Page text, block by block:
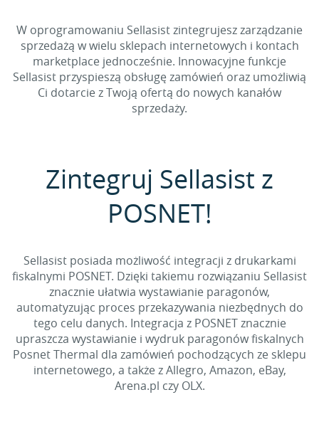
W oprogramowaniu Sellasist zintegrujesz zarządzanie
sprzedażą w wielu sklepach internetowych i kontach
marketplace jednocześnie. Innowacyjne funkcje
Sellasist przyspieszą obsługę zamówień oraz umożliwią
Ci dotarcie z Twoją ofertą do nowych kanałów
sprzedaży.
Zintegruj Sellasist z
POSNET!
Sellasist posiada możliwość integracji z drukarkami
fiskalnymi POSNET. Dzięki takiemu rozwiązaniu Sellasist
znacznie ułatwia wystawianie paragonów,
automatyzując proces przekazywania niezbędnych do
tego celu danych. Integracja z POSNET znacznie
upraszcza wystawianie i wydruk paragonów fiskalnych
Posnet Thermal dla zamówień pochodzących ze sklepu
internetowego, a także z Allegro, Amazon, eBay,
Arena.pl czy OLX.